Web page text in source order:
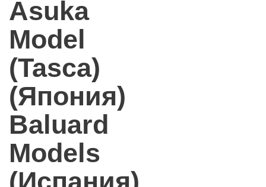
Asuka
Model
(Tasca)
(Япония)
Baluard
Models
(Испания)